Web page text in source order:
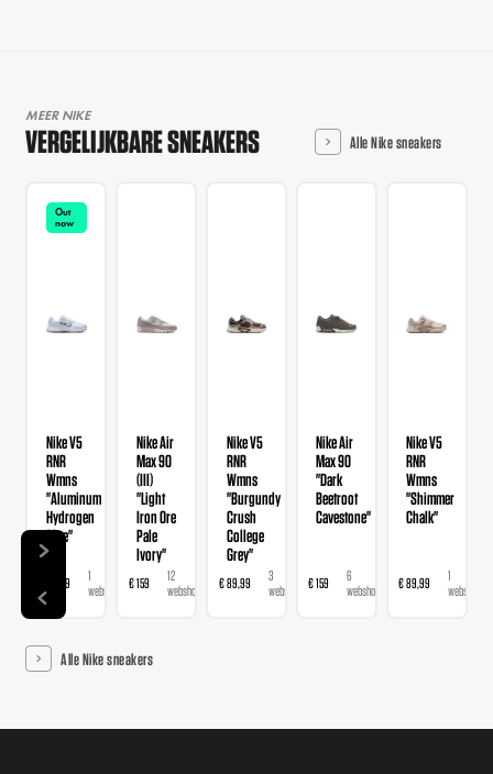
MEER NIKE
VERGELIJKBARE SNEAKERS Alle Nike sneakers
Out
now
Nike V5
RNR
Wmns
"Aluminum
Hydrogen
Blue"
€ 89,99
1
webshop
Nike Air
Max 90
(III)
"Light
Iron Ore
Pale
Ivory"
€ 159
12
webshops
Nike V5
RNR
Wmns
"Burgundy
Crush
College
Grey"
€ 89,99
3
webshops
Nike Air
Max 90
"Dark
Beetroot
Cavestone"
€ 159
6
webshops
Nike V5
RNR
Wmns
"Shimmer
Chalk"
€ 89,99
1
webshop
Alle Nike sneakers